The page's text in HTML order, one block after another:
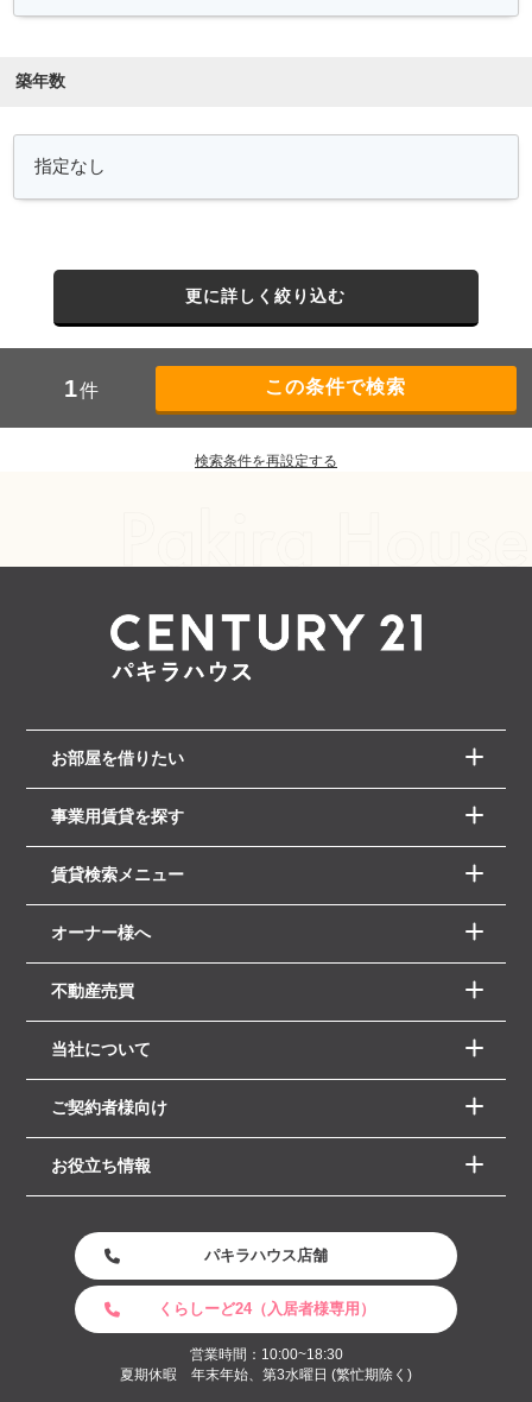
築年数
更に詳しく絞り込む
1件
検索条件を再設定する
お部屋を借りたい
事業用賃貸を探す
賃貸検索メニュー
オーナー様へ
不動産売買
当社について
ご契約者様向け
お役立ち情報
パキラハウス店舗
くらしーど24（入居者様専用）
営業時間：10:00~18:30
夏期休暇 年末年始、第3水曜日 (繁忙期除く)